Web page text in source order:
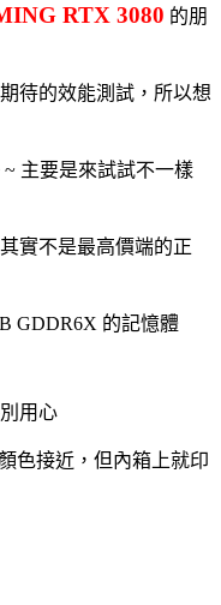
RTX 3080 的朋
待的效能測試，所以想
主要是來試試不一樣
實不是最高價端的正
GDDR6X 的記憶體
用心
色接近，但內箱上就印